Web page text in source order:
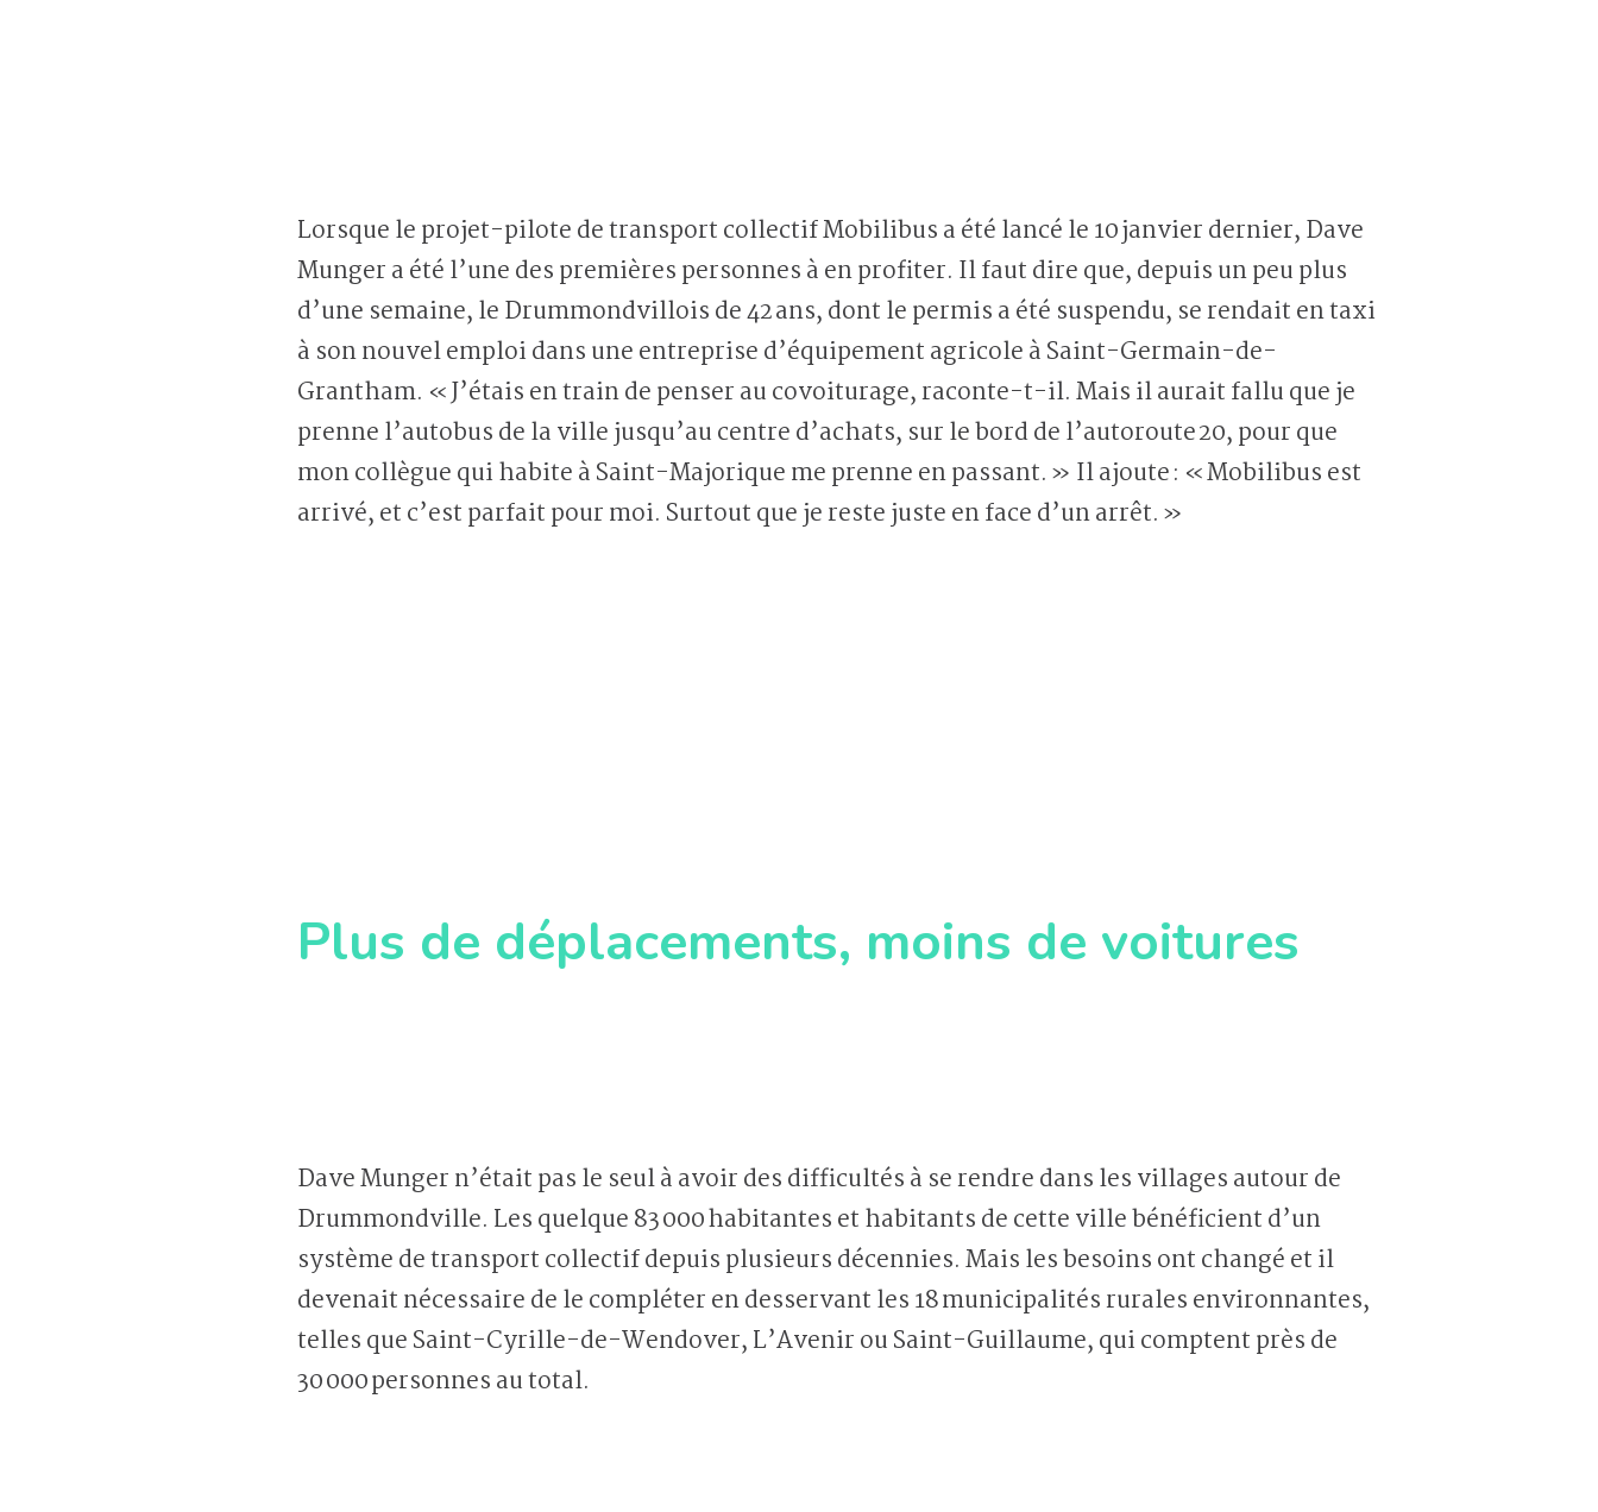
Lorsque le projet-pilote de transport collectif Mobilibus a été lancé le 10 janvier dernier, Dave
Munger a été l’une des premières personnes à en profiter. Il faut dire que, depuis un peu plus
d’une semaine, le Drummondvillois de 42 ans, dont le permis a été suspendu, se rendait en taxi
à son nouvel emploi dans une entreprise d’équipement agricole à Saint-Germain-de-
Grantham. « J’étais en train de penser au covoiturage, raconte-t-il. Mais il aurait fallu que je
prenne l’autobus de la ville jusqu’au centre d’achats, sur le bord de l’autoroute 20, pour que
mon collègue qui habite à Saint-Majorique me prenne en passant. » Il ajoute : « Mobilibus est
arrivé, et c’est parfait pour moi. Surtout que je reste juste en face d’un arrêt. »
Plus de déplacements, moins de voitures
Dave Munger n’était pas le seul à avoir des difficultés à se rendre dans les villages autour de
Drummondville. Les quelque 83 000 habitantes et habitants de cette ville bénéficient d’un
système de transport collectif depuis plusieurs décennies. Mais les besoins ont changé et il
devenait nécessaire de le compléter en desservant les 18 municipalités rurales environnantes,
telles que Saint-Cyrille-de-Wendover, L’Avenir ou Saint-Guillaume, qui comptent près de
30 000 personnes au total.